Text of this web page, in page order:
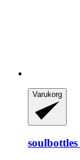
Varukorg
soulbottles